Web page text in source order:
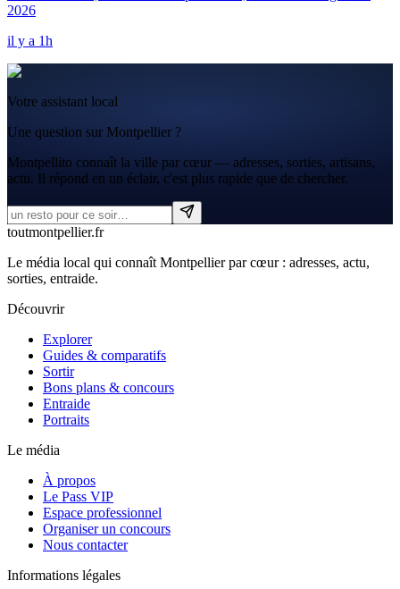
2026
il y a 1h
Votre assistant local
Une question sur Montpellier ?
Montpellito connaît la ville par cœur — adresses, sorties, artisans,
actu. Il répond en un éclair, c'est plus rapide que de chercher.
toutmontpellier.fr
Le média local qui connaît Montpellier par cœur : adresses, actu,
sorties, entraide.
Découvrir
Explorer
Guides & comparatifs
Sortir
Bons plans & concours
Entraide
Portraits
Le média
À propos
Le Pass VIP
Espace professionnel
Organiser un concours
Nous contacter
Informations légales